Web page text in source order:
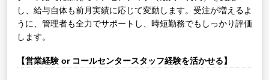
し、給与自体も前月実績に応じて変動します。受注が増えるよ
うに、管理者も全力でサポートし、時短勤務でもしっかり評価
します。
【営業経験 or コールセンタースタッフ経験を活かせる】